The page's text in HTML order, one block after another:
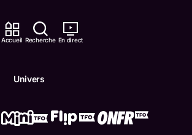
Accueil Recherche En direct
Univers
ONFR
Boukili